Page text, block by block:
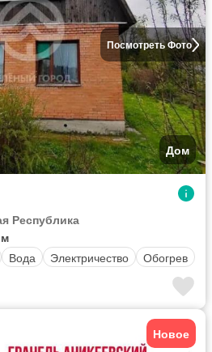
Посмотреть Фото
Дом
Республика
Вода Электричество Обогрев
Новое